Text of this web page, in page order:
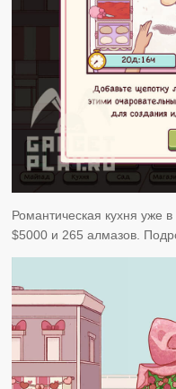
Романтическая кухня уже
$5000 и 265 алмазов.